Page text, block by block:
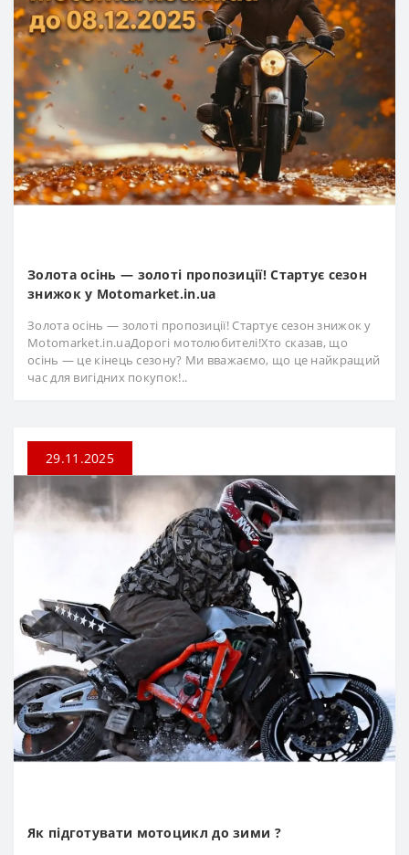
Золота осінь — золоті пропозиції! Стартує сезон
знижок у Motomarket.in.ua
Золота осінь — золоті пропозиції! Стартує сезон знижок у
Motomarket.in.uaДорогі мотолюбителі!Хто сказав, що
осінь — це кінець сезону? Ми вважаємо, що це найкращий
час для вигідних покупок!..
29.11.2025
Як підготувати мотоцикл до зими ?